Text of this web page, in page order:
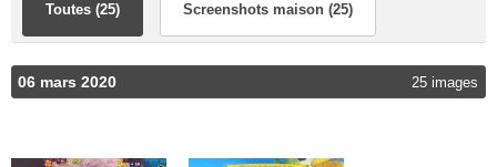
Toutes (25) Screenshots maison (25)
06 mars 2020 25 images